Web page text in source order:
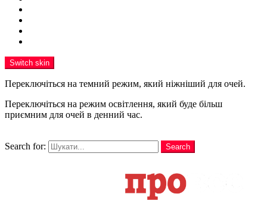
Switch skin
Переключіться на темний режим, який ніжніший для очей.
Переключіться на режим освітлення, який буде більш
приємним для очей в денний час.
Search for:
Search